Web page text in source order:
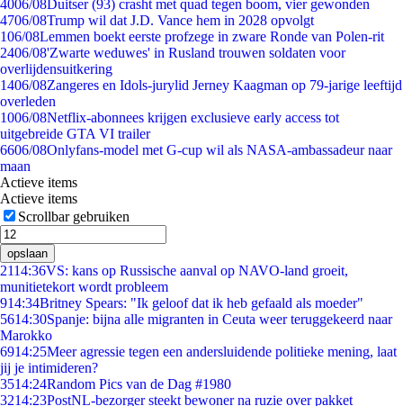
4006/08Duitser (93) crasht met quad tegen boom, vier gewonden
4706/08Trump wil dat J.D. Vance hem in 2028 opvolgt
106/08Lemmen boekt eerste profzege in zware Ronde van Polen-rit
2406/08'Zwarte weduwes' in Rusland trouwen soldaten voor
overlijdensuitkering
1406/08Zangeres en Idols-jurylid Jerney Kaagman op 79-jarige leeftijd
overleden
1006/08Netflix-abonnees krijgen exclusieve early access tot
uitgebreide GTA VI trailer
6606/08Onlyfans-model met G-cup wil als NASA-ambassadeur naar
maan
Actieve items
Actieve items
Scrollbar gebruiken
opslaan
2114:36VS: kans op Russische aanval op NAVO-land groeit,
munitietekort wordt probleem
914:34Britney Spears: "Ik geloof dat ik heb gefaald als moeder"
5614:30Spanje: bijna alle migranten in Ceuta weer teruggekeerd naar
Marokko
6914:25Meer agressie tegen een andersluidende politieke mening, laat
jij je intimideren?
3514:24Random Pics van de Dag #1980
3214:23PostNL-bezorger steekt bewoner na ruzie over pakket